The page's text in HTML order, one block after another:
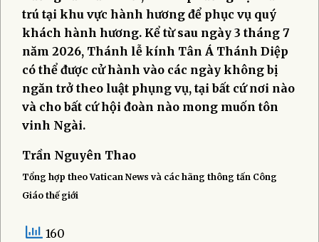
trú tại khu vực hành hương để phục vụ quý
khách hành hương. Kể từ sau ngày 3 tháng 7
năm 2026, Thánh lễ kính Tân Á Thánh Diệp
có thể được cử hành vào các ngày không bị
ngăn trở theo luật phụng vụ, tại bất cứ nơi nào
và cho bất cứ hội đoàn nào mong muốn tôn
vinh Ngài.
Trần Nguyên Thao
Tổng hợp theo Vatican News và các hãng thông tấn Công
Giáo thế giới
160